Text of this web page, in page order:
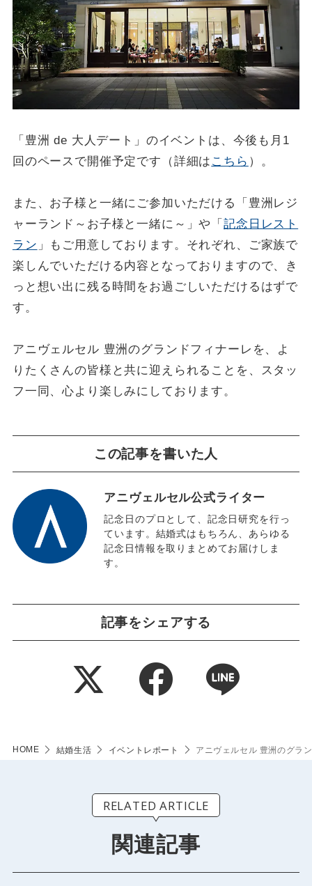
「豊洲 de 大人デート」のイベントは、今後も月1
回のペースで開催予定です（詳細は こちら ）。
また、お子様と一緒にご参加いただける「豊洲レジ
ャーランド～お子様と一緒に～」や「記念日レスト
ラン 」もご用意しております。それぞれ、ご家族で
楽しんでいただける内容となっておりますので、き
っと想い出に残る時間をお過ごしいただけるはずで
す。
アニヴェルセル 豊洲のグランドフィナーレを、よ
りたくさんの皆様と共に迎えられることを、スタッ
フ一同、心より楽しみにしております。
この記事を書いた人
アニヴェルセル公式ライター
記念日のプロとして、記念日研究を行っ
ています。結婚式はもちろん、あらゆる
記念日情報を取りまとめてお届けしま
す。
記事をシェアする
HOME 結婚生活 イベントレポート アニヴェルセル 豊洲のグラ
RELATED ARTICLE
関連記事